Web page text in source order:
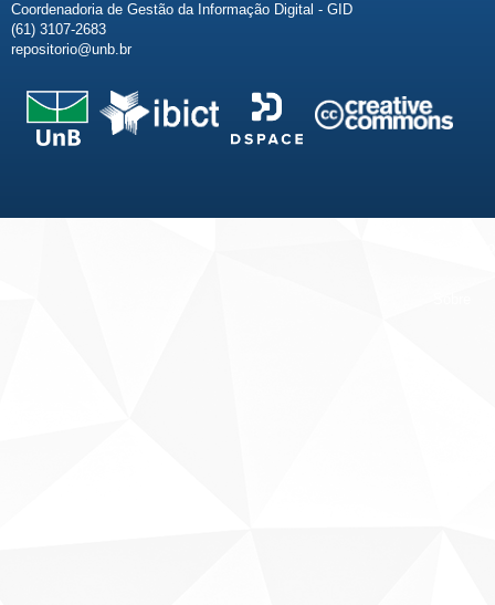
Coordenadoria de Gestão da Informação Digital - GID
(61) 3107-2683
repositorio@unb.br